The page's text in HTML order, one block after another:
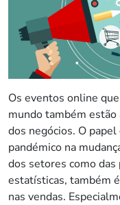
Os eventos online
mundo também
dos negócios. O
pandémico na
dos setores como das
estatísticas, também
nas vendas.